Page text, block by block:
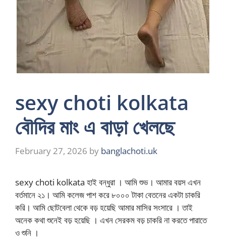
sexy choti kolkata
বৌদির মাং এ বাড়া খেলছে
February 27, 2026 by banglachoti.uk
sexy choti kolkata হাই বন্ধুরা । আমি শুভ। আমার বয়স এখন
বর্তমানে ২১। আমি কলেজ পাশ করে ৮০০০ টাকা বেতনের একটা চাকরি
করি। আমি ছোটবেলা থেকে বড় হয়েছি আমার মাসির সংসারে । তাই
অনেক কথা শুনেই বড় হয়েছি । এখন সেরকম বড় চাকরি না করতে পারাতে
ও শুনি ।